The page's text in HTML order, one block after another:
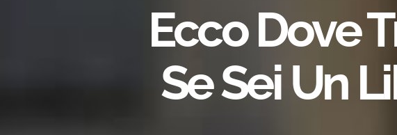
Ecco Dove
Se Sei Un